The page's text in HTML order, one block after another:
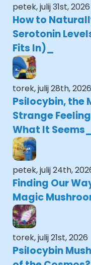
petek, julij 31st, 2026
How to
Serotonin
Fits In)
torek, julij 28th, 2026
Psilocybin, the
Strange
What It Seems
petek, julij 24th,
Finding Our
Magic
torek, julij 21st, 2026
Psilocybin